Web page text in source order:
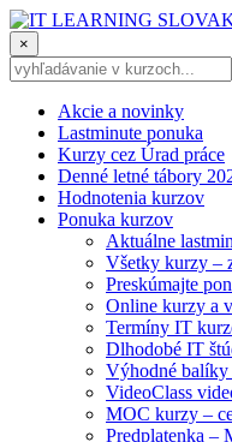
×
Akcie a novinky
Lastminute ponuka
Kurzy cez Úrad práce
Denné letné tábory
Hodnotenia kurzov
Ponuka kurzov
Aktuálne
Všetky kurzy –
Preskúmajte
Online kurzy a
Termíny IT
Dlhodobé IT
Výhodné
VideoClass
MOC kurzy –
Predplatenka –